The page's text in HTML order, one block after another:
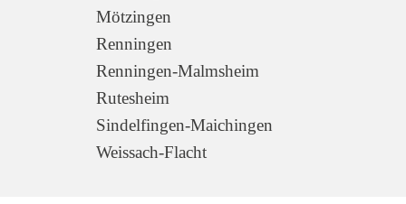
Mötzingen
Renningen
Renningen-Malmsheim
Rutesheim
Sindelfingen-Maichingen
Weissach-Flacht